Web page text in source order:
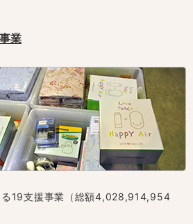
業
る19支援事業（総額4,028,914,954